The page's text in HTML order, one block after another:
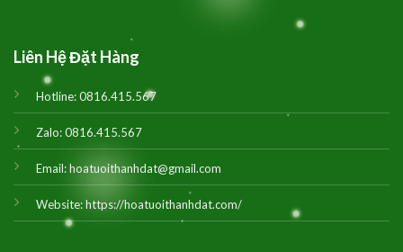
Liên Hệ Đặt Hàng
Hotline:0816.415.567
Zalo:0816.415.567
Email:hoatuoithanhdat@gmail.com
Website:https://hoatuoithanhdat.com/